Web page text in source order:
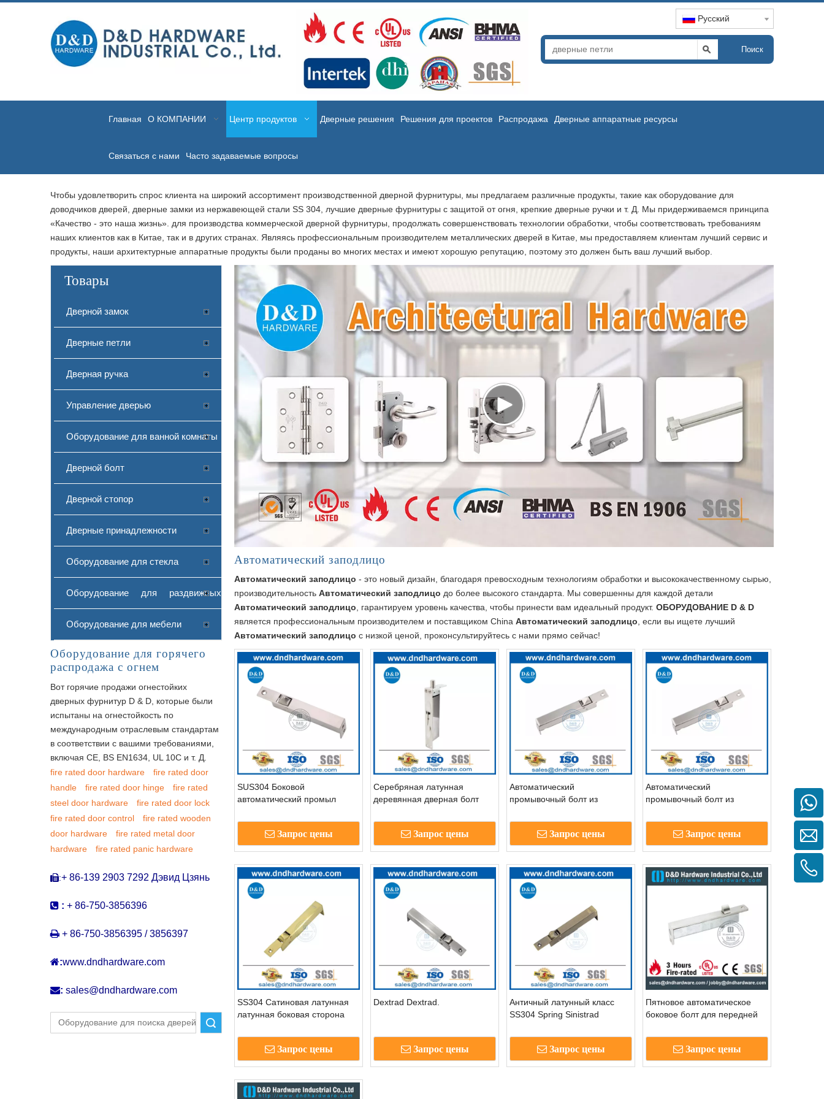
Pусский
Поиск
Главная О КОМПАНИИ Центр продуктов Дверные решения Решения для проектов Распродажа Дверные аппаратные ресурсы
Связаться с нами Часто задаваемые вопросы
Чтобы удовлетворить спрос клиента на широкий ассортимент производственной дверной фурнитуры, мы предлагаем различные продукты, такие как оборудование для
доводчиков дверей, дверные замки из нержавеющей стали SS 304, лучшие дверные фурнитуры с защитой от огня, крепкие дверные ручки и т. Д. Мы придерживаемся принципа
«Качество - это наша жизнь». для производства коммерческой дверной фурнитуры, продолжать совершенствовать технологии обработки, чтобы соответствовать требованиям
наших клиентов как в Китае, так и в других странах. Являясь профессиональным производителем металлических дверей в Китае, мы предоставляем клиентам лучший сервис и
продукты, наши архитектурные аппаратные продукты были проданы во многих местах и ​​имеют хорошую репутацию, поэтому это должен быть ваш лучший выбор.
Товары
Дверной замок
Дверные петли
Дверная ручка
Управление дверью
Оборудование для ванной комнаты
Дверной болт
Дверной стопор
Дверные принадлежности
Оборудование для стекла
Оборудование для раздвижных
дверей
Оборудование для мебели
Оборудование для горячего
распродажа с огнем
Вот горячие продажи огнестойких
дверных фурнитур D & D, которые были
испытаны на огнестойкость по
международным отраслевым стандартам
в соответствии с вашими требованиями,
включая CE, BS EN1634, UL 10C и т. Д.
fire rated door hardware
fire rated door
handle
fire rated door hinge
fire rated
steel door hardware
fire rated door lock
fire rated door control
fire rated wooden
door hardware
fire rated metal door
hardware
fire rated panic hardware
:+ 86-139 2903 7292 Дэвид Цзянь
 : + 86-750-3856396
 + 86-750-3856395 / 3856397
:www.dndhardware.com
: sales@dndhardware.com
Поиск
Автоматический заподлицо
Автоматический заподлицо - это новый дизайн, благодаря превосходным технологиям обработки и высококачественному сырью,
производительность Автоматический заподлицо до более высокого стандарта. Мы совершенны для каждой детали
Автоматический заподлицо, гарантируем уровень качества, чтобы принести вам идеальный продукт. ОБОРУДОВАНИЕ D & D
является профессиональным производителем и поставщиком China Автоматический заподлицо, если вы ищете лучший
Автоматический заподлицо с низкой ценой, проконсультируйтесь с нами прямо сейчас!
SUS304 Боковой
автоматический промыл
Запрос цены
Серебряная латунная
деревянная дверная болт
для отеля DDDB034
Запрос цены
Автоматический
промывочный болт из
двойных металлических
дверей DDB023Запрос цены
Автоматический
промывочный болт из
двойных металлических
дверей DDB023Запрос цены
SS304 Сатиновая латунная
латунная боковая сторона
для металлической двери-
ддб023
Запрос цены
Dextrad Dextrad.
Запрос цены
Античный латунный класс
SS304 Spring Sinistrad
Запрос цены
Пятновое автоматическое
боковое болт для передней
Запрос цены